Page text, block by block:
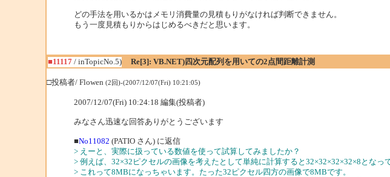
どの手法を用いるかはメモリ消費量の見積もりがなければ判断できません。
もう一度見積もりからはじめるべきだと思います。
■11117/ inTopicNo.5)
Re[3]: VB.NET)四次元配列を用いての2点間距離計測
□投稿者/ Flowen (2回)-(2007/12/07(Fri) 10:21:05)
2007/12/07(Fri) 10:24:18 編集(投稿者)
みなさん迅速な回答ありがとうございます
■No11082 (PATIO さん) に返信
> えーと、実際に扱っている数値を使って試算してみましたか？
> 例えば、32×32ピクセルの画像を考えたとして単純に計算すると32×32×32×32×8となっ
> これって8MBになっちゃいます。たった32ピクセル四方の画像で8MBです。